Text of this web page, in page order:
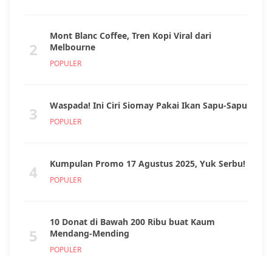
2
Mont Blanc Coffee, Tren Kopi Viral dari
Melbourne
POPULER
3 Waspada! Ini Ciri Siomay Pakai Ikan Sapu-Sapu
POPULER
4 Kumpulan Promo 17 Agustus 2025, Yuk Serbu!
POPULER
5
10 Donat di Bawah 200 Ribu buat Kaum
Mendang-Mending
POPULER